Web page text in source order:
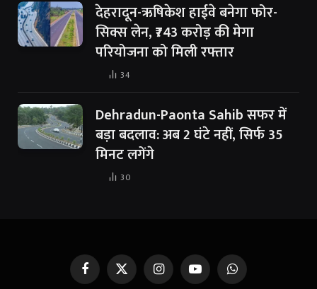
देहरादून-ऋषिकेश हाईवे बनेगा फोर-
सिक्स लेन, ₹743 करोड़ की मेगा
परियोजना को मिली रफ्तार
34
Dehradun-Paonta Sahib सफर में
बड़ा बदलाव: अब 2 घंटे नहीं, सिर्फ 35
मिनट लगेंगे
30
FacebookX
InstagramYouTubeWhatsApp